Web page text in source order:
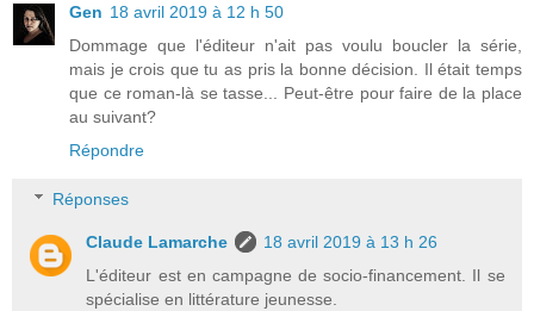
Gen 18 avril 2019 à 12 h 50
Dommage que l'éditeur n'ait pas voulu boucler la série,
mais je crois que tu as pris la bonne décision. Il était temps
que ce roman-là se tasse... Peut-être pour faire de la place
au suivant?
Répondre
Réponses
Claude Lamarche
18 avril 2019 à 13 h 26
L'éditeur est en campagne de socio-financement. Il se
spécialise en littérature jeunesse.